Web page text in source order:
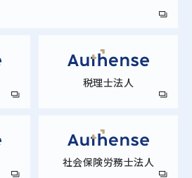
税理士法人
社会保険労務士法人